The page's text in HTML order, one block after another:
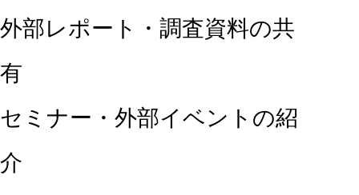
外部レポート・調査資料の共
有
セミナー・外部イベントの紹
介